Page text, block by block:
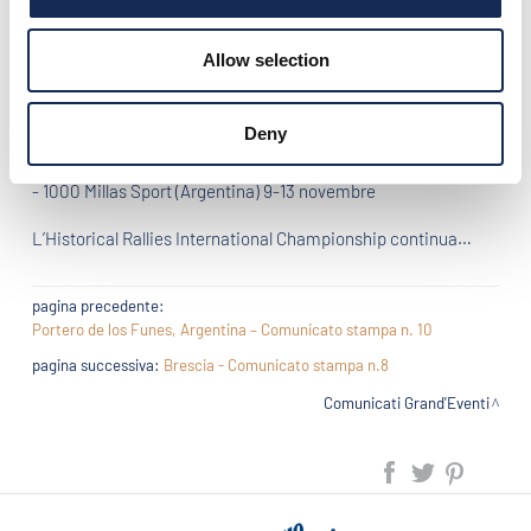
Allow selection
Deny
Erejomovich al secondo posto, seguito da Luca Patron,
Gianmaria Aghem e Juan Tonconogy.
Prossimi appuntamenti:
- Gran Premio Nuvolari (Italia) 15-18 settembre
- La Festa Mille Miglia (Giappone) 14-17 ottobre
- 1000 Millas Sport (Argentina) 9-13 novembre
L’Historical Rallies International Championship continua…
pagina precedente:
Portero de los Funes, Argentina – Comunicato stampa n. 10
pagina successiva: Brescia - Comunicato stampa n.8
Comunicati Grand'Eventi